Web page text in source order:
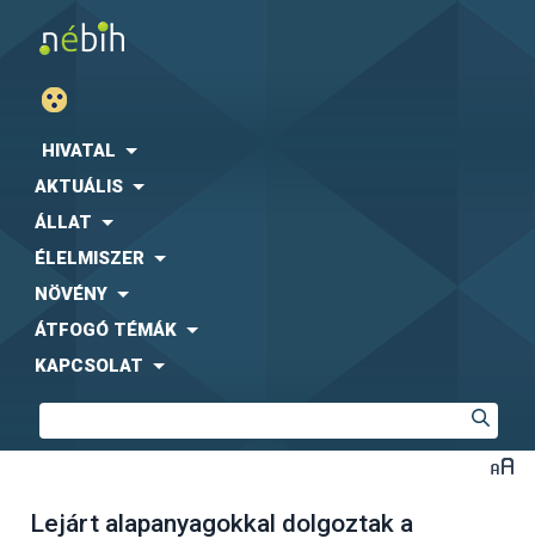
HIVATAL
AKTUÁLIS
ÁLLAT
ÉLELMISZER
NÖVÉNY
ÁTFOGÓ TÉMÁK
KAPCSOLAT
Lejárt alapanyagokkal dolgoztak a